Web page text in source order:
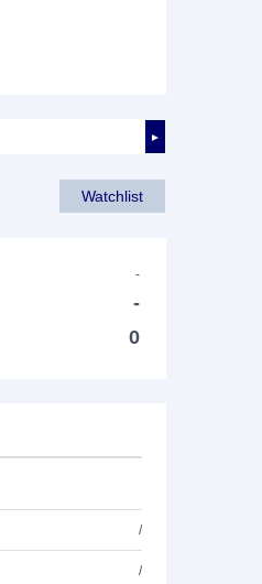
►
Watchlist
-
-
0
/
/